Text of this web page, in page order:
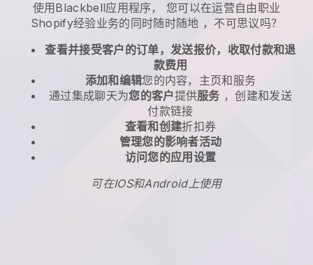
使用 Blackbell应用程序，您可以在运营自由职业
Shopify经验业务的同时随时随地 ，不可思议吗？
查看并接受客户的订单，发送报价，收取付款和退
款费用
添加和编辑您的内容，主页和服务
通过集成聊天为您的客户提供服务 ，创建和发送
付款链接
查看和创建折扣券
管理您的影响者活动
访问您的应用设置
可在IOS和Android上使用